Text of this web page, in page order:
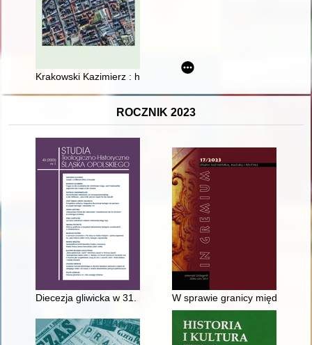
Krakowski Kazimierz : historia i kultura
ROCZNIK 2023
Diecezja gliwicka w 31. roku swojego istnienia
W sprawie granicy między